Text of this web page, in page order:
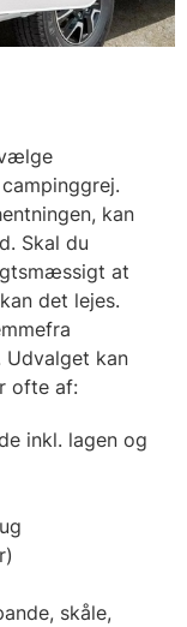
kan
Skal du
at
det lejes.
Udvalget kan
ofte af:
inkl. lagen og
skåle,